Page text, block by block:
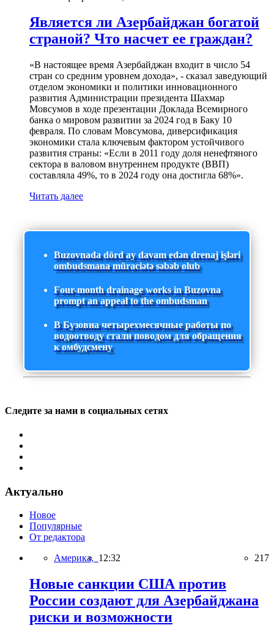
Является ли Азербайджан богатой
страной? Что насчет ее граждан?
«В настоящее время Азербайджан входит в число 54
стран со средним уровнем дохода», - сказал заведующий
отделом экономики и политики инновационного
развития Администрации президента Шахмар
Мовсумов в ходе презентации Доклада Всемирного
банка о мировом развитии за 2024 год в Баку 10
февраля. По словам Мовсумова, диверсификация
экономики стала ключевым фактором устойчивого
развития страны: «Если в 2011 году доля ненефтяного
сектора в валовом внутреннем продукте (ВВП)
составляла 49%, то в 2024 году она достигла 68%».
Читать далее
Buzovnada dörd ay davam edən drenaj işləri
ombudsmana müraciətə səbəb olub
Four-month drainage works in Buzovna
prompt an appeal to the ombudsman
В Бузовна четырехмесячные работы по
водоотводу стали поводом для обращения
к омбудсмену
Следите за нами в социальных сетях
Актуально
Новое
Популярные
От редактора
Америка, 12:32 217
Новые санкции США против
России создают для Азербайджана
риски и возможности